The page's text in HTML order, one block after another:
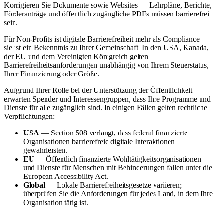
Korrigieren Sie Dokumente sowie Websites — Lehrpläne, Berichte,
Förderanträge und öffentlich zugängliche PDFs müssen barrierefrei
sein.
Für Non-Profits ist digitale Barrierefreiheit mehr als Compliance —
sie ist ein Bekenntnis zu Ihrer Gemeinschaft. In den USA, Kanada,
der EU und dem Vereinigten Königreich gelten
Barrierefreiheitsanforderungen unabhängig von Ihrem Steuerstatus,
Ihrer Finanzierung oder Größe.
Aufgrund Ihrer Rolle bei der Unterstützung der Öffentlichkeit
erwarten Spender und Interessengruppen, dass Ihre Programme und
Dienste für alle zugänglich sind. In einigen Fällen gelten rechtliche
Verpflichtungen:
USA — Section 508 verlangt, dass federal finanzierte
Organisationen barrierefreie digitale Interaktionen
gewährleisten.
EU — Öffentlich finanzierte Wohltätigkeitsorganisationen
und Dienste für Menschen mit Behinderungen fallen unter die
European Accessibility Act.
Global — Lokale Barrierefreiheitsgesetze variieren;
überprüfen Sie die Anforderungen für jedes Land, in dem Ihre
Organisation tätig ist.